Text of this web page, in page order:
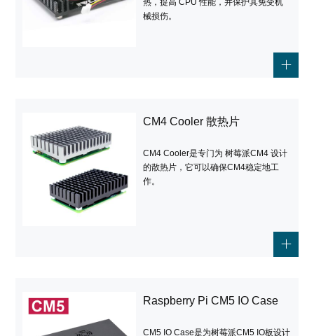
热，提高 CPU 性能，并保护其免受机
械损伤。
CM4 Cooler 散热片
CM4 Cooler是专门为 树莓派CM4 设计
的散热片，它可以确保CM4稳定地工
作。
Raspberry Pi CM5 IO Case
CM5 IO Case是为树莓派CM5 IO板设计